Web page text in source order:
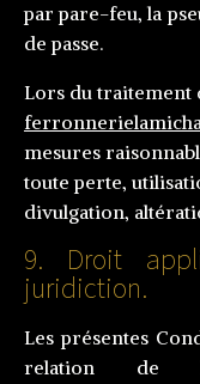
par pare-feu, la
de passe.
Lors du traitement
mesures
toute perte,
divulgation,
9. Droit
juridiction.
Les présentes
relation de